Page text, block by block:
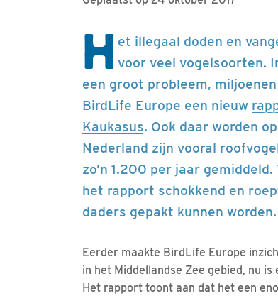
H et illegaal doden en
voor veel vogelsoorten.
een groot probleem,
BirdLife Europe een nieuw
Kaukasus. Ook daar worden
Nederland zijn vooral
zo’n 1.200 per jaar
het rapport schokkend en
daders gepakt kunnen worden.
Eerder maakte BirdLife Europe
in het Middellandse Zee gebied, nu
Het rapport toont aan dat het een